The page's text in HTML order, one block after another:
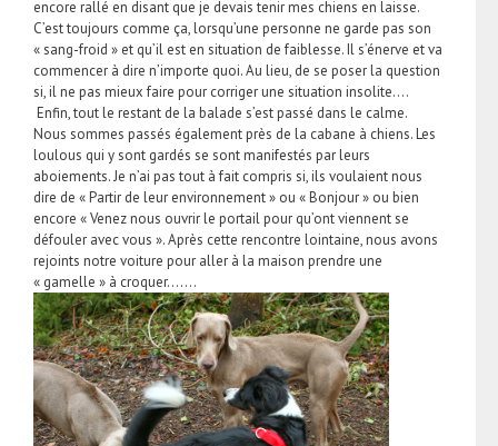
encore rallé en disant que je devais tenir mes chiens en laisse.
C’est toujours comme ça, lorsqu’une personne ne garde pas son
« sang-froid » et qu’il est en situation de faiblesse. Il s’énerve et va
commencer à dire n’importe quoi. Au lieu, de se poser la question
si, il ne pas mieux faire pour corriger une situation insolite….
Enfin, tout le restant de la balade s’est passé dans le calme.
Nous sommes passés également près de la cabane à chiens. Les
loulous qui y sont gardés se sont manifestés par leurs
aboiements. Je n’ai pas tout à fait compris si, ils voulaient nous
dire de « Partir de leur environnement » ou « Bonjour » ou bien
encore « Venez nous ouvrir le portail pour qu’ont viennent se
défouler avec vous ». Après cette rencontre lointaine, nous avons
rejoints notre voiture pour aller à la maison prendre une
« gamelle » à croquer…….